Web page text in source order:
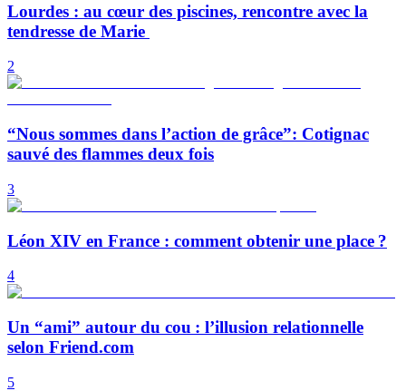
Lourdes : au cœur des piscines, rencontre avec la
tendresse de Marie
2
“Nous sommes dans l’action de grâce”: Cotignac
sauvé des flammes deux fois
3
Léon XIV en France : comment obtenir une place ?
4
Un “ami” autour du cou : l’illusion relationnelle
selon Friend.com
5